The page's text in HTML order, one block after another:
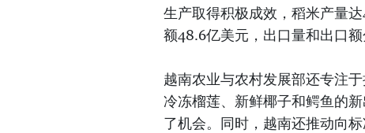
生产取得积极成效，稻米产量
额48.6亿美元，出口量和出口额
越南农业与农村发展部还专注
冷冻榴莲、新鲜椰子和鳄鱼的
了机会。同时，越南还推动向